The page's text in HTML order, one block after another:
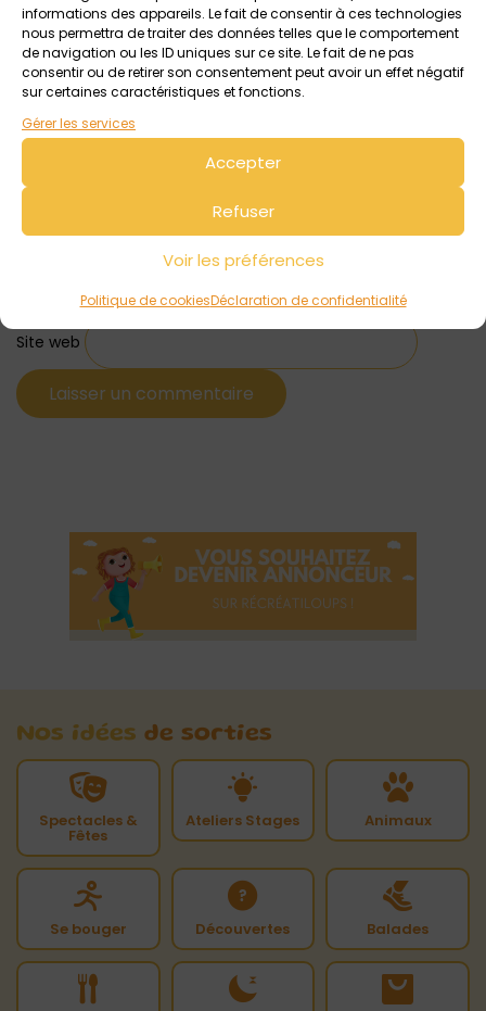
informations des appareils. Le fait de consentir à ces technologies
nous permettra de traiter des données telles que le comportement
de navigation ou les ID uniques sur ce site. Le fait de ne pas
consentir ou de retirer son consentement peut avoir un effet négatif
sur certaines caractéristiques et fonctions.
Gérer les services
Accepter
Refuser
Voir les préférences
Politique de cookiesDéclaration de confidentialité
Nom*
Site web
Nos idées de sorties
Spectacles &
Fêtes
Ateliers Stages Animaux
Se bouger Découvertes Balades